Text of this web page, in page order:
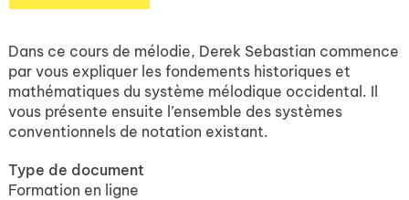
Dans ce cours de mélodie, Derek Sebastian commence
par vous expliquer les fondements historiques et
mathématiques du système mélodique occidental. Il
vous présente ensuite l’ensemble des systèmes
conventionnels de notation existant.
Type de document
Formation en ligne